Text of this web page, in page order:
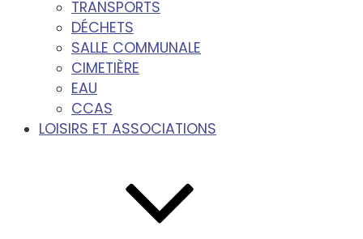
TRANSPORTS
DÉCHETS
SALLE COMMUNALE
CIMETIÈRE
EAU
CCAS
LOISIRS ET ASSOCIATIONS